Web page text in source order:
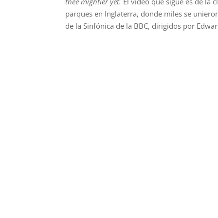
parques en Inglaterra, donde miles se
de la Sinfónica de la BBC, dirigidos por